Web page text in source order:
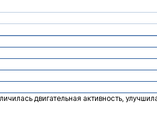
двигательная активность,